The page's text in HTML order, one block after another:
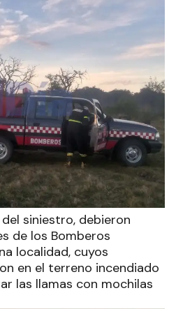
siniestro, debieron
de los Bomberos
localidad, cuyos
en el terreno incendiado
las llamas con mochilas